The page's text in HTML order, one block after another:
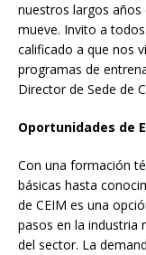
nuestros largos años
mueve. Invito a
calificado a que nos
programas de
Director de Sede de
Oportunidades de
Con una formación
básicas hasta
de CEIM es una
pasos en la industria
del sector. La